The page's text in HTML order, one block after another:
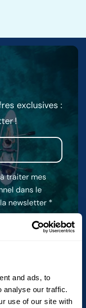
and ads, to
analyse our traffic.
use of our site with
exclusives :
!
traiter mes
dans le
newsletter